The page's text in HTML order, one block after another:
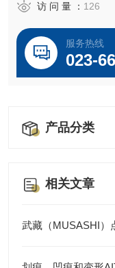
访 问 量 ： 126
服务热线
023-
产品分类
相关文章